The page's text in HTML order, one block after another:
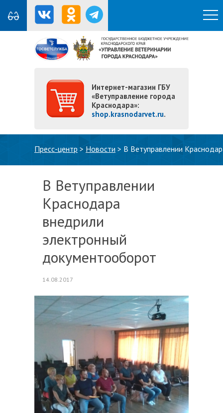
Интернет-магазин ГБУ
«Ветуправление города
Краснодара»:
shop.krasnodarvet.ru.
Пресс-центр > Новости > В Ветуправлении
В Ветуправлении
Краснодара
внедрили
электронный
документооборот
14.08.2017